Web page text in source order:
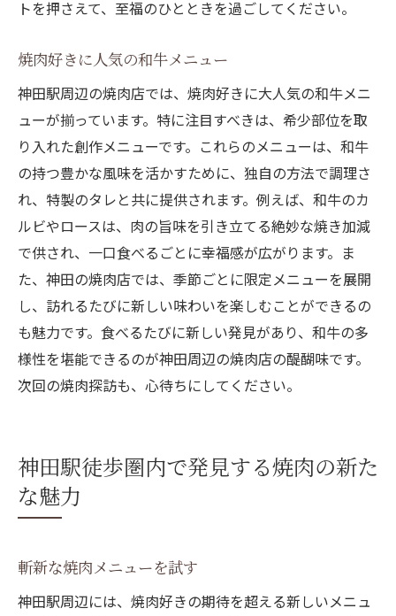
トを押さえて、至福のひとときを過ごしてください。
焼肉好きに人気の和牛メニュー
神田駅周辺の焼肉店では、焼肉好きに大人気の和牛メニ
ューが揃っています。特に注目すべきは、希少部位を取
り入れた創作メニューです。これらのメニューは、和牛
の持つ豊かな風味を活かすために、独自の方法で調理さ
れ、特製のタレと共に提供されます。例えば、和牛のカ
ルビやロースは、肉の旨味を引き立てる絶妙な焼き加減
で供され、一口食べるごとに幸福感が広がります。ま
た、神田の焼肉店では、季節ごとに限定メニューを展開
し、訪れるたびに新しい味わいを楽しむことができるの
も魅力です。食べるたびに新しい発見があり、和牛の多
様性を堪能できるのが神田周辺の焼肉店の醍醐味です。
次回の焼肉探訪も、心待ちにしてください。
神田駅徒歩圏内で発見する焼肉の新た
な魅力
斬新な焼肉メニューを試す
神田駅周辺には、焼肉好きの期待を超える新しいメニュ